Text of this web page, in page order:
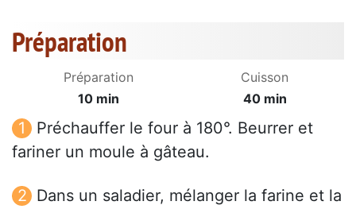
Préparation
Préparation
10 min
Cuisson
40 min
Préchauffer le four à 180°. Beurrer et
fariner un moule à gâteau.
Dans un saladier, mélanger la farine et la